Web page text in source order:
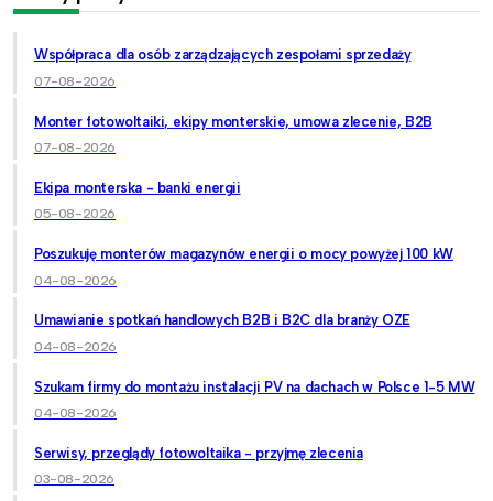
Współpraca dla osób zarządzających zespołami sprzedaży
07-08-2026
Monter fotowoltaiki, ekipy monterskie, umowa zlecenie, B2B
07-08-2026
Ekipa monterska - banki energii
05-08-2026
Poszukuję monterów magazynów energii o mocy powyżej 100 kW
04-08-2026
Umawianie spotkań handlowych B2B i B2C dla branży OZE
04-08-2026
Szukam firmy do montażu instalacji PV na dachach w Polsce 1-5 MW
04-08-2026
Serwisy, przeglądy fotowoltaika - przyjmę zlecenia
03-08-2026